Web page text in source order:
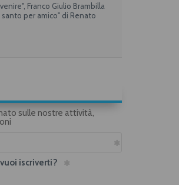
Franco Giulio Brambilla
santo per amico" di Renato
sulle nostre attività,
iscriverti?